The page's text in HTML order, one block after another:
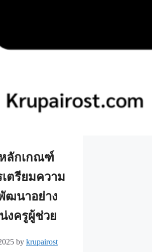
หลักเกณฑ์
ตรียมความ
ฒนาอย่าง
งครูผู้ช่วย
by krupairost